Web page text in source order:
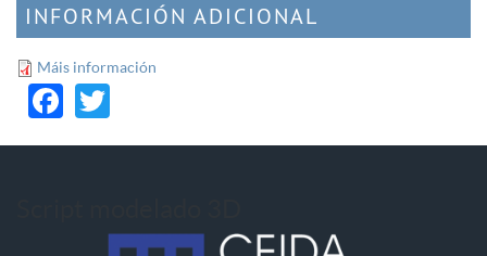
INFORMACIÓN ADICIONAL
Máis información
Facebook